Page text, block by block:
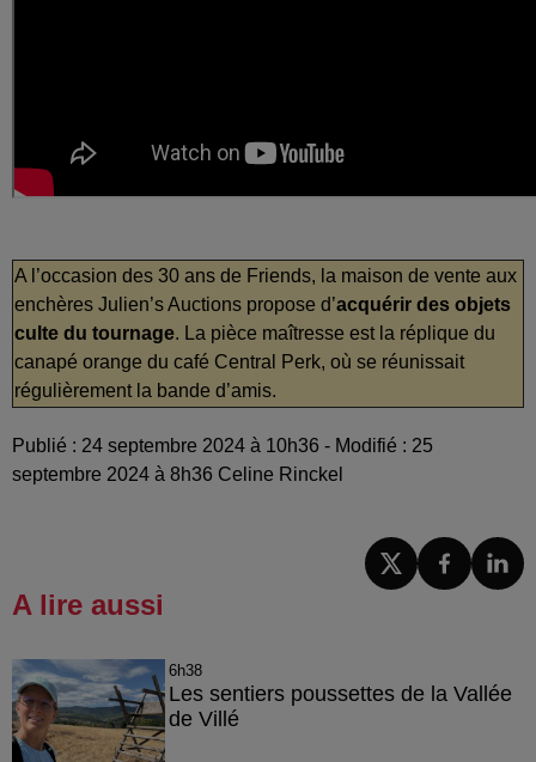
A l’occasion des 30 ans de Friends, la maison de vente aux
enchères Julien’s Auctions propose d’acquérir des objets
culte du tournage. La pièce maîtresse est la réplique du
canapé orange du café Central Perk, où se réunissait
régulièrement la bande d’amis.
Publié : 24 septembre 2024 à 10h36 - Modifié : 25
septembre 2024 à 8h36 Celine Rinckel
A lire aussi
6h38
Les sentiers poussettes de la Vallée
de Villé